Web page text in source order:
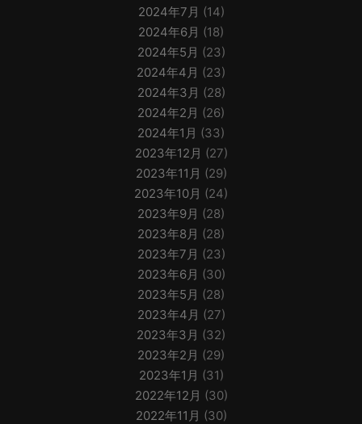
2024年7月 (14)
2024年6月 (18)
2024年5月 (23)
2024年4月 (23)
2024年3月 (28)
2024年2月 (26)
2024年1月 (33)
2023年12月 (27)
2023年11月 (29)
2023年10月 (24)
2023年9月 (28)
2023年8月 (28)
2023年7月 (23)
2023年6月 (30)
2023年5月 (28)
2023年4月 (27)
2023年3月 (32)
2023年2月 (29)
2023年1月 (31)
2022年12月 (30)
2022年11月 (30)